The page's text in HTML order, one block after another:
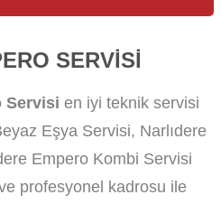
SERVISI
Servisi en iyi teknik servisi
Eşya Servisi, Narlıdere
Empero Kombi Servisi
profesyonel kadrosu ile